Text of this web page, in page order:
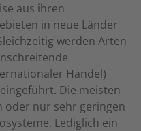
aus ihren
in neue Länder
werden Arten
Handel)
Die meisten
oder nur sehr geringen
Lediglich ein